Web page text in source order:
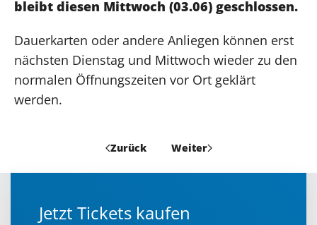
bleibt diesen Mittwoch (03.06) geschlossen.
Dauerkarten oder andere Anliegen können erst
nächsten Dienstag und Mittwoch wieder zu den
normalen Öffnungszeiten vor Ort geklärt
werden.
Zurück Weiter
Jetzt Tickets kaufen